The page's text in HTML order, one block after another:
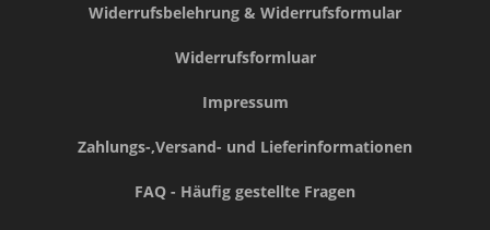
Widerrufsbelehrung & Widerrufsformular
Widerrufsformluar
Impressum
Zahlungs-,Versand- und Lieferinformationen
FAQ - Häufig gestellte Fragen